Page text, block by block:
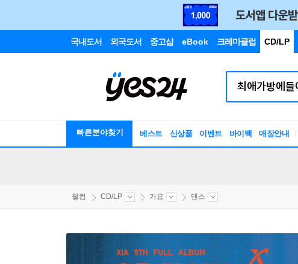
국내도서 외국도서 중고샵 eBook 크레마클럽 CD/LP
빠른분야찾기 베스트 신상품 이벤트 바이백 매장안내
웰컴 CD/LP 가요 댄스